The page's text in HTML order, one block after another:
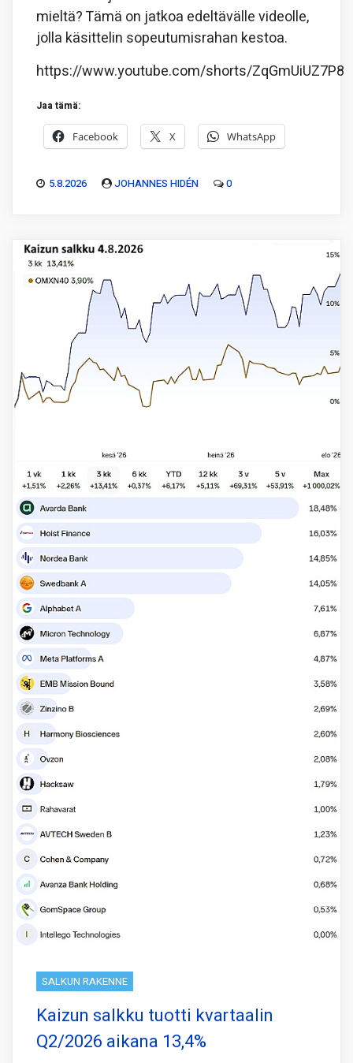
mieltä? Tämä on jatkoa edeltävälle videolle,
jolla käsittelin sopeutumisrahan kestoa.
https://www.youtube.com/shorts/ZqGmUiUZ7P8
Jaa tämä:
Facebook X WhatsApp
5.8.2026 JOHANNES HIDÉN 0
SALKUN RAKENNE
Kaizun salkku tuotti kvartaalin
Q2/2026 aikana 13,4%